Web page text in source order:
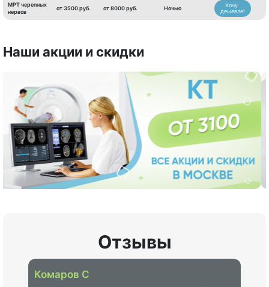
МРТ черепных
нервов
от 3500 руб. от 8000 руб. Ночью
Хочу
дешевле!
Наши акции и скидки
Отзывы
Комаров С